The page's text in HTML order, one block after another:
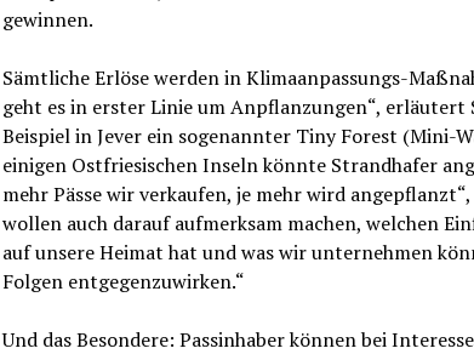
gewinnen.
Sämtliche Erlöse werden in Klimaanpassungs-
geht es in erster Linie um Anpflanzungen“, erläutert
Beispiel in Jever ein sogenannter Tiny Forest (Mini-
einigen Ostfriesischen Inseln könnte Strandhafer
mehr Pässe wir verkaufen, je mehr wird
wollen auch darauf aufmerksam machen, welchen
auf unsere Heimat hat und was wir unternehmen
Folgen entgegenzuwirken.“
Und das Besondere: Passinhaber können bei